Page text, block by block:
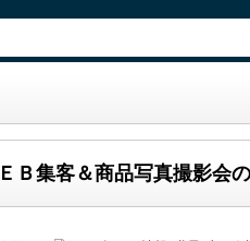
Ｂ集客＆商品写真撮影会